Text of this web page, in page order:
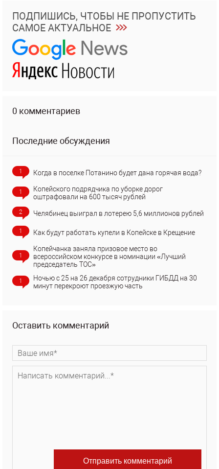
ПОДПИШИСЬ, ЧТОБЫ НЕ ПРОПУСТИТЬ
САМОЕ АКТУАЛЬНОЕ
0 комментариев
Последние обсуждения
1 Когда в поселке Потанино будет дана горячая вода?
1
Копейского подрядчика по уборке дорог
оштрафовали на 600 тысяч рублей
2 Челябинец выиграл в лотерею 5,6 миллионов рублей
1 Как будут работать купели в Копейске в Крещение
1
Копейчанка заняла призовое место во
всероссийском конкурсе в номинации «Лучший
председатель ТОС»
1
Ночью с 25 на 26 декабря сотрудники ГИБДД на 30
минут перекроют проезжую часть
Оставить комментарий